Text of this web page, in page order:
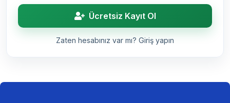
Ücretsiz Kayıt Ol
Zaten hesabınız var mı? Giriş yapın